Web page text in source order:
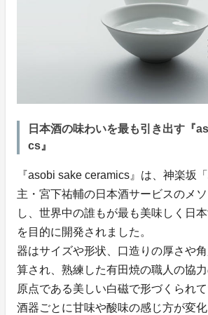
日本酒の味わいを最も引き出す『
cs』
『asobi sake ceramics』は、神楽坂
主・宮下祐輔の日本酒サービスのメ
し、世界中の誰もが最も美味しく日
を目的に開発されました。
器はサイズや形状、口造りの厚さや
算され、熟練した有田焼の職人の協
原点である美しい白磁で形づくられ
酒器ごとに甘味や酸味の感じ方が変